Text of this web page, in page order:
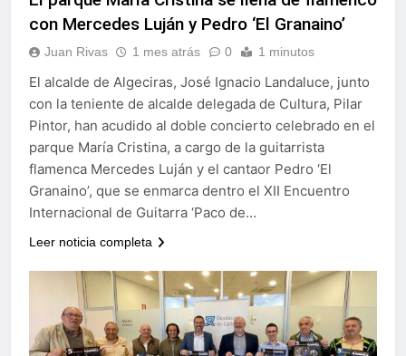
echa el cierre con éxito
rotundo
2 Semanas Atrás
La Mancomunidad y el
Campo de Gibraltar renuevan
su convenio de colaboración
2 Semanas Atrás
Tráfico especial para
despedir la feria. Ojo si vas
a Santa Bárbara
2 Semanas Atrás
La feria se despide por todo
lo alto: Antonio José,
fuegos artificiales y música
hasta el amanecer
2 Semanas Atrás
con Mercedes Luján y Pedro ‘El Granaino’
Juan Rivas 1 mes atrás 0 1 minutos
El alcalde de Algeciras, José Ignacio Landaluce, junto
con la teniente de alcalde delegada de Cultura, Pilar
Pintor, han acudido al doble concierto celebrado en el
parque María Cristina, a cargo de la guitarrista
flamenca Mercedes Luján y el cantaor Pedro ‘El
Granaino’, que se enmarca dentro el XII Encuentro
Internacional de Guitarra ‘Paco de…
Leer noticia completa